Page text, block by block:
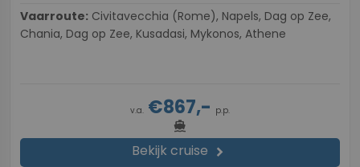
Vaarroute:
Chania, Dag op Zee, Kusadasi, Mykonos, Athene
v.a. €867,- p.p.
directions_boat
Bekijk cruise chevron_right